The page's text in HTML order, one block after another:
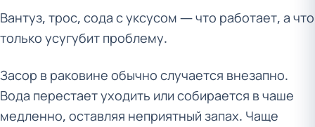
Вантуз, трос, сода с уксусом — что работает, а что
только усугубит проблему.
Засор в раковине обычно случается внезапно.
Вода перестает уходить или собирается в чаше
медленно, оставляя неприятный запах. Чаще